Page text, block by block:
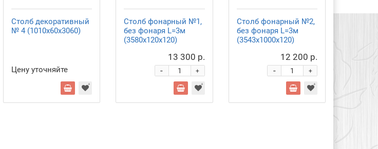
Столб декоративный
№ 4 (1010х60х3060)
Цену уточняйте
Столб фонарный №1,
без фонаря L=3м
(3580х120х120)
13 300 р.
+
-
Столб фонарный №2,
без фонаря L=3м
(3543х1000х120)
12 200 р.
+
-